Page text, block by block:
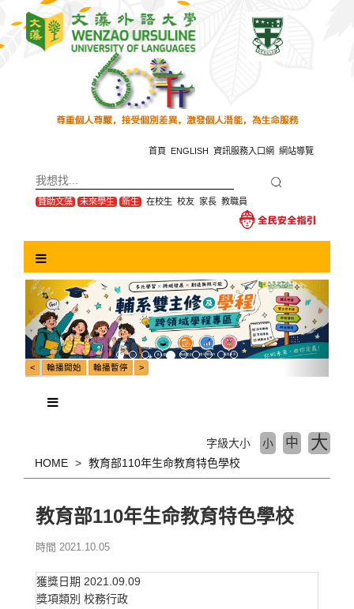
主
首頁 ENGLISH 資訊服務入口網 網站導覽
贊助文藻 未來學生 新生 在校生 校友 家長 教職員
Previous Next
HOME 教育部110年生命教育特色學校
字級大小 小 中 大
教育部110年生命教育特色學校
時間 2021.10.05
獲獎日期 2021.09.09
獎項類別 校務行政